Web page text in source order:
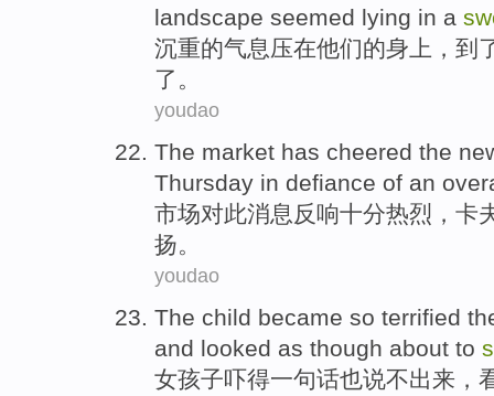
landscape seemed lying in a
沉重的气息压在他们的身上，到
了。
youdao
The market has cheered the
Thursday in defiance of an
市场对此消息 反响十分热烈， 卡
扬。
youdao
The child became so terrified
and looked as though about to
女孩子吓得一句话也说不出来，